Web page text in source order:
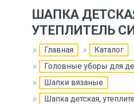
ШАПКА
УТЕПЛИТЕЛЬ
Главная
Каталог
Головные уборы для
Шапки вязаные
Шапка детская,